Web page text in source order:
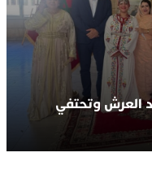
العرش وتحتفي